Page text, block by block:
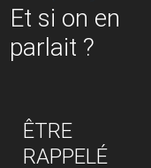
Et si on en
parlait ?
ÊTRE
RAPPELÉ